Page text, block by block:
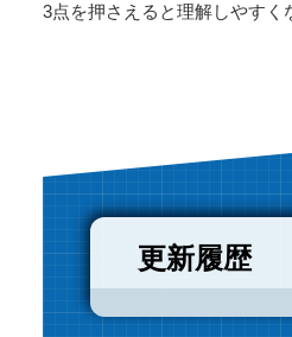
3点を押さえると理解しやすく
更新履歴